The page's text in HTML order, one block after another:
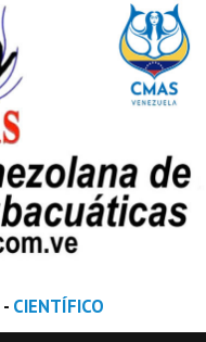
- CIENTÍFICO